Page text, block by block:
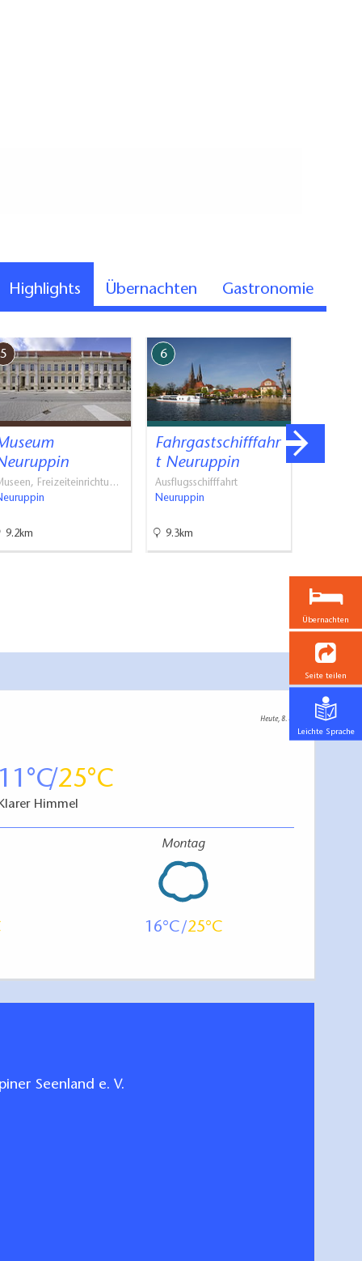
Highlights Übernachten Gastronomie
5
Freizeiteinrichtu…
9.2km
6
Fahrgastschifffahr
t Neuruppin
Ausflugsschifffahrt
Neuruppin
9.3km
Heute, 8. 8.
11 25
Klarer Himmel
Montag
16 25
Seenland e. V.
Übernachten
Seite teilen
Leichte Sprache